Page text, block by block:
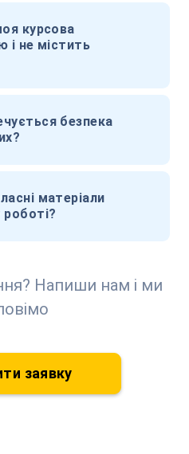
курсова
і не містить
безпека
матеріали
Напиши нам і ми
заявку